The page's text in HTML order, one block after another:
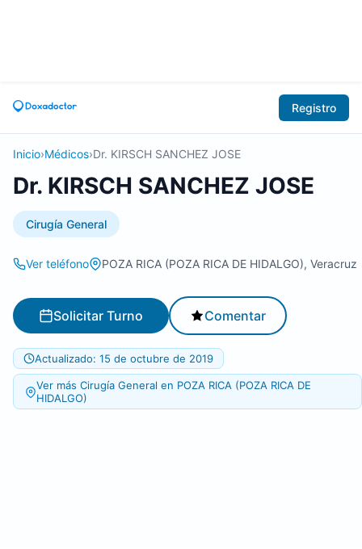
Registro
Inicio›Médicos›Dr. KIRSCH SANCHEZ JOSE
Dr. KIRSCH SANCHEZ JOSE
Cirugía General
Ver teléfono POZA RICA (POZA RICA DE HIDALGO), Veracruz
Solicitar Turno Comentar
Actualizado: 15 de octubre de 2019
Ver más Cirugía General en POZA RICA (POZA RICA DE
HIDALGO)